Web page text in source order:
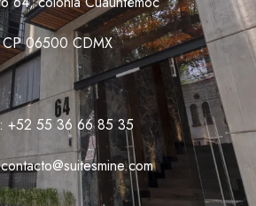
CP 06500 CDMX
+52 55 36 66 85 35